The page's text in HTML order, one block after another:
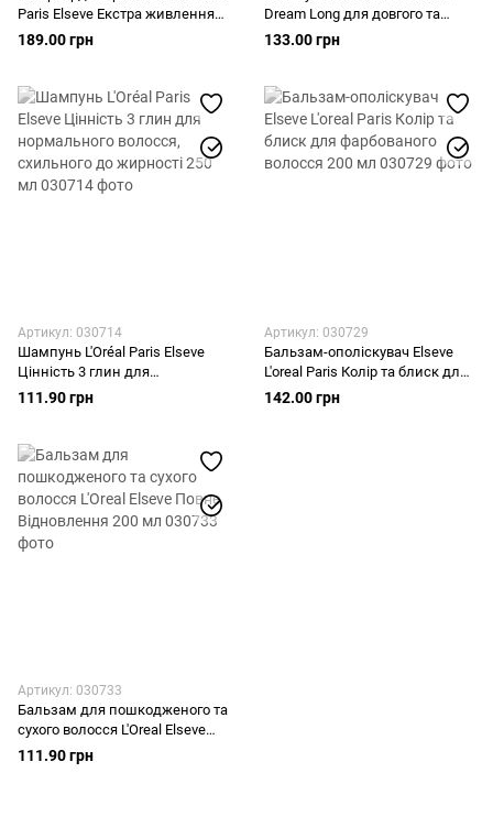
Paris Elseve Екстра живлення
для тонкого та сухого волосся
189.00 грн
Dream Long для довгого та
пошкодженого волосся 250 мл
133.00 грн
Артикул: 030714
Шампунь L'Oréal Paris Elseve
Цінність 3 глин для
нормального волосся,
схильного до жирності 250 мл
111.90 грн
Артикул: 030729
Бальзам-ополіскувач Elseve
L'oreal Paris Колір та блиск для
фарбованого волосся 200 мл
142.00 грн
Артикул: 030733
Бальзам для пошкодженого та
сухого волосся L'Oreal Elseve
Повне Відновлення 200 мл
111.90 грн